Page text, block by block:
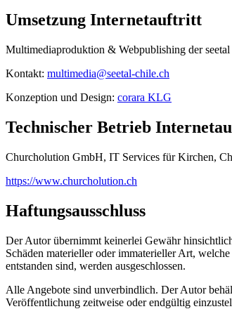
Umsetzung Internetauftritt
Multimediaproduktion & Webpublishing der
Kontakt: multimedia@seetal-chile.ch
Konzeption und Design: corara KLG
Technischer Betrieb
Churcholution GmbH, IT Services für Kirchen,
https://www.churcholution.ch
Haftungsausschluss
Der Autor übernimmt keinerlei Gewähr
Schäden materieller oder immaterieller Art,
entstanden sind, werden ausgeschlossen.
Alle Angebote sind unverbindlich. Der Autor
Veröffentlichung zeitweise oder endgültig